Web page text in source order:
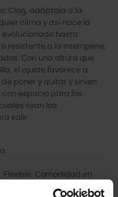
Clog, adáptala a la
clima y así nace la
evolucionado hasta
resistente a la intemperie,
Con una altura que
el ajuste favorece a
poner y quitar y sirven
con espacio para los
sean las
salir.
Comodidad en